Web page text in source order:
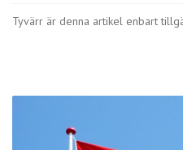
Tyvärr är denna artikel enbart